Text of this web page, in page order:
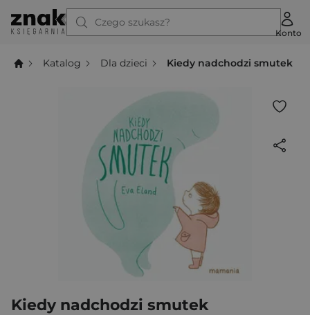
Czego szukasz?
Konto
Katalog Dla dzieci Kiedy nadchodzi smutek
Kiedy nadchodzi smutek